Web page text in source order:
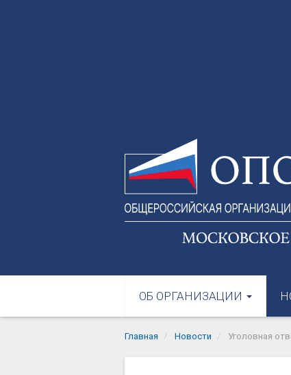
ОБ ОРГАНИЗАЦИИ
Главная Новости Уголовная